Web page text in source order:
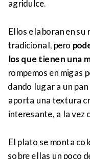
agridulce.
Ellos elaboran en
tradicional, pero
los que tienen una
rompemos en migas
dando lugar a un
aporta una textura
interesante, a la vez
El plato se monta
sobre ellas un poco